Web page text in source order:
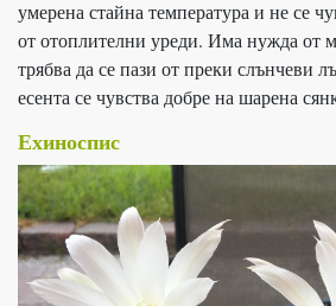
умерена стайна температура и не се
от отоплителни уреди. Има нужда от
трябва да се пази от преки слънчеви
есента се чувства добре на шарена
Ехиноспис